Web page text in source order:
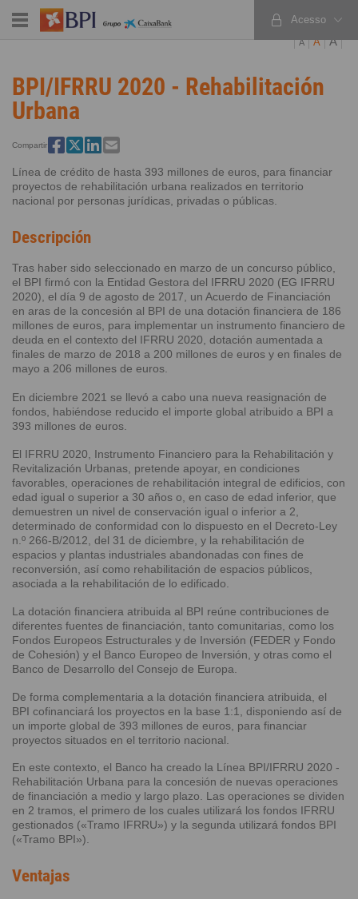
PT EN ES
Acesso
A A A
BPI/IFRRU 2020 - Rehabilitación
Urbana
Compartir
Línea de crédito de hasta 393 millones de euros, para financiar
proyectos de rehabilitación urbana realizados en territorio
nacional por personas jurídicas, privadas o públicas.
Descripción
Tras haber sido seleccionado en marzo de un concurso público,
el BPI firmó con la Entidad Gestora del IFRRU 2020 (EG IFRRU
2020), el día 9 de agosto de 2017, un Acuerdo de Financiación
en aras de la concesión al BPI de una dotación financiera de 186
millones de euros, para implementar un instrumento financiero de
deuda en el contexto del IFRRU 2020, dotación aumentada a
finales de marzo de 2018 a 200 millones de euros y en finales de
mayo a 206 millones de euros.
En diciembre 2021 se llevó a cabo una nueva reasignación de
fondos, habiéndose reducido el importe global atribuido a BPI a
393 millones de euros.
El IFRRU 2020, Instrumento Financiero para la Rehabilitación y
Revitalización Urbanas, pretende apoyar, en condiciones
favorables, operaciones de rehabilitación integral de edificios, con
edad igual o superior a 30 años o, en caso de edad inferior, que
demuestren un nivel de conservación igual o inferior a 2,
determinado de conformidad con lo dispuesto en el Decreto-Ley
n.º 266-B/2012, del 31 de diciembre, y la rehabilitación de
espacios y plantas industriales abandonadas con fines de
reconversión, así como rehabilitación de espacios públicos,
asociada a la rehabilitación de lo edificado.
La dotación financiera atribuida al BPI reúne contribuciones de
diferentes fuentes de financiación, tanto comunitarias, como los
Fondos Europeos Estructurales y de Inversión (FEDER y Fondo
de Cohesión) y el Banco Europeo de Inversión, y otras como el
Banco de Desarrollo del Consejo de Europa.
De forma complementaria a la dotación financiera atribuida, el
BPI cofinanciará los proyectos en la base 1:1, disponiendo así de
un importe global de 393 millones de euros, para financiar
proyectos situados en el territorio nacional.
En este contexto, el Banco ha creado la Línea BPI/IFRRU 2020 -
Rehabilitación Urbana para la concesión de nuevas operaciones
de financiación a medio y largo plazo. Las operaciones se dividen
en 2 tramos, el primero de los cuales utilizará los fondos IFRRU
gestionados («Tramo IFRRU») y la segunda utilizará fondos BPI
(«Tramo BPI»).
Ventajas